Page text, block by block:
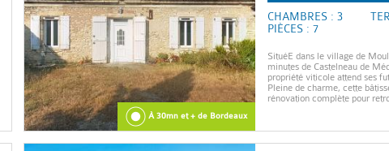
À 30mn et + de Bordeaux
CHAMBRES : 3
PIÈCES : 7
SituéE dans le village de
minutes de Castelneau de
propriété viticole attend ses
Pleine de charme, cette
rénovation complète pour